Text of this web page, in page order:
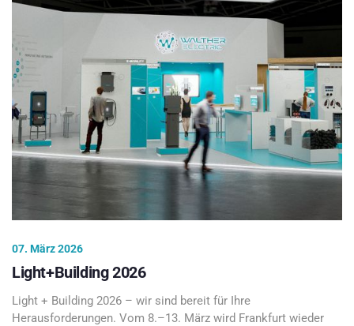
07. März 2026
Light+Building 2026
Light + Building 2026 – wir sind bereit für Ihre
Herausforderungen. Vom 8.–13. März wird Frankfurt wieder